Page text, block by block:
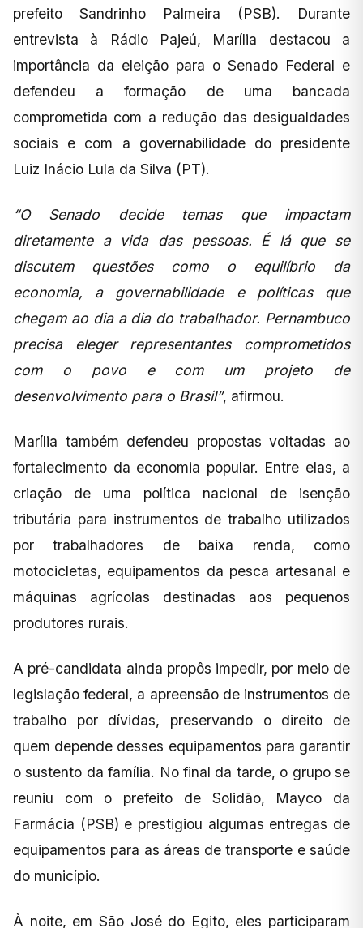
prefeito Sandrinho Palmeira (PSB). Durante
entrevista à Rádio Pajeú, Marília destacou a
importância da eleição para o Senado Federal e
defendeu a formação de uma bancada
comprometida com a redução das desigualdades
sociais e com a governabilidade do presidente
Luiz Inácio Lula da Silva (PT).
“O Senado decide temas que impactam
diretamente a vida das pessoas. É lá que se
discutem questões como o equilíbrio da
economia, a governabilidade e políticas que
chegam ao dia a dia do trabalhador. Pernambuco
precisa eleger representantes comprometidos
com o povo e com um projeto de
desenvolvimento para o Brasil”, afirmou.
Marília também defendeu propostas voltadas ao
fortalecimento da economia popular. Entre elas, a
criação de uma política nacional de isenção
tributária para instrumentos de trabalho utilizados
por trabalhadores de baixa renda, como
motocicletas, equipamentos da pesca artesanal e
máquinas agrícolas destinadas aos pequenos
produtores rurais.
A pré-candidata ainda propôs impedir, por meio de
legislação federal, a apreensão de instrumentos de
trabalho por dívidas, preservando o direito de
quem depende desses equipamentos para garantir
o sustento da família. No final da tarde, o grupo se
reuniu com o prefeito de Solidão, Mayco da
Farmácia (PSB) e prestigiou algumas entregas de
equipamentos para as áreas de transporte e saúde
do município.
À noite, em São José do Egito, eles participaram